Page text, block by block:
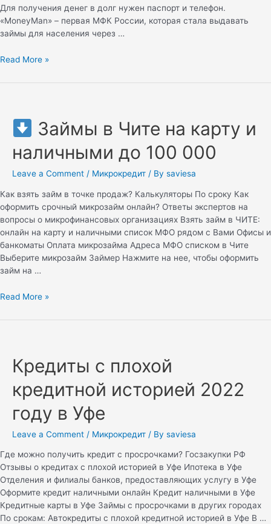
Для получения денег в долг нужен паспорт и телефон.
«MoneyMan» – первая МФК России, которая стала выдавать
займы для населения через …
Read More »
Займы в Чите на карту и
наличными до 100 000
Leave a Comment / Микрокредит / By saviesa
Как взять займ в точке продаж? Калькуляторы По сроку Как
оформить срочный микрозайм онлайн? Ответы экспертов на
вопросы о микрофинансовых организациях Взять займ в ЧИТЕ:
онлайн на карту и наличными список МФО рядом с Вами Офисы и
банкоматы Оплата микрозайма Адреса МФО списком в Чите
Выберите микрозайм Займер Нажмите на нее, чтобы оформить
займ на …
Read More »
Кредиты с плохой
кредитной историей 2022
году в Уфе
Leave a Comment / Микрокредит / By saviesa
Где можно получить кредит с просрочками? Госзакупки РФ
Отзывы о кредитах с плохой историей в Уфе Ипотека в Уфе
Отделения и филиалы банков, предоставляющих услугу в Уфе
Оформите кредит наличными онлайн Кредит наличными в Уфе
Кредитные карты в Уфе Займы с просрочками в других городах
По срокам: Автокредиты с плохой кредитной историей в Уфе В …